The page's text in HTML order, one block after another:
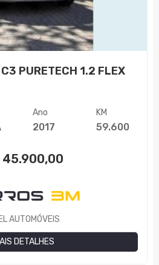
PURETECH 1.2 FLEX
Ano
2017
KM
59.600
45.900,00
AUTOMÓVEIS
DETALHES